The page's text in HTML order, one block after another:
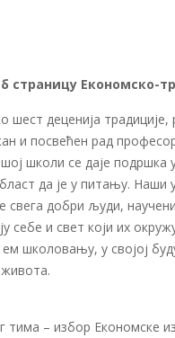
страницу Економско-
деценија традиције,
и посвећен рад
школи се даје подршка
да је у питању. Наши
свега добри људи,
себе и свет који их
школовању, у својој
тима – избор Економске